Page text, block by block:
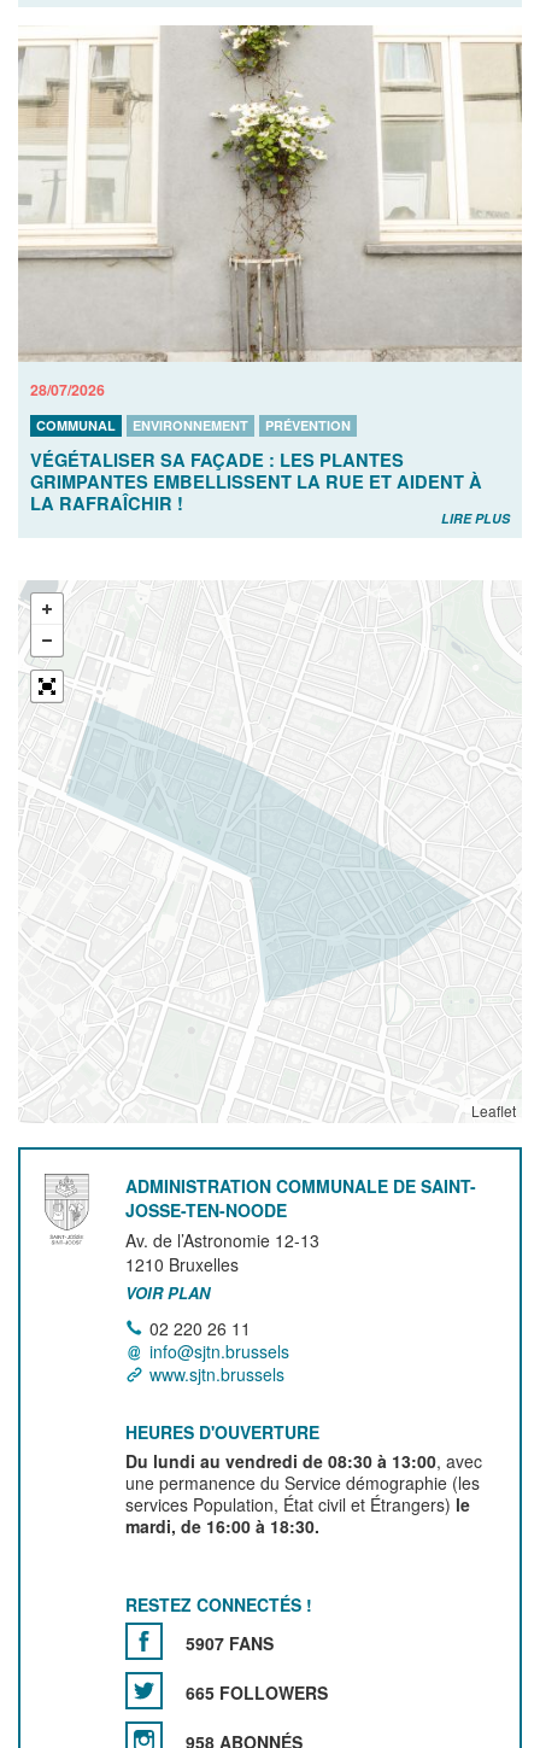
28/07/2026
COMMUNAL ENVIRONNEMENT PRÉVENTION
VÉGÉTALISER SA FAÇADE : LES PLANTES
GRIMPANTES EMBELLISSENT LA RUE ET AIDENT À
LA RAFRAÎCHIR !
LIRE PLUS
Leaflet
ADMINISTRATION COMMUNALE DE SAINT-
JOSSE-TEN-NOODE
Av. de l’Astronomie 12-13
1210 Bruxelles
VOIR PLAN
02 220 26 11
info@sjtn.brussels
www.sjtn.brussels
HEURES D'OUVERTURE
Du lundi au vendredi de 08:30 à 13:00, avec
une permanence du Service démographie (les
services Population, État civil et Étrangers) le
mardi, de 16:00 à 18:30.
RESTEZ CONNECTÉS !
5907 FANS
665 FOLLOWERS
958 ABONNÉS